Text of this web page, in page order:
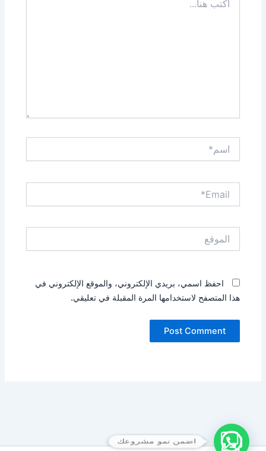
هنا...
احفظ اسمي، بريدي الإلكتروني، والموقع الإلكتروني في
هذا المتصفح لاستخدامها المرة المقبلة في تعليقي.
اضمن نمو مشروعك